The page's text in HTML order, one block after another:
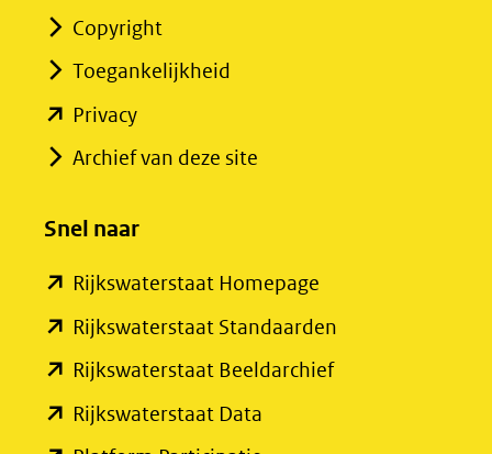
Copyright
Toegankelijkheid
Privacy(opent
in
venster)
naar
een
andere
Archief van deze site
Snel naar
Rijkswaterstaat Homepage
in
Rijkswaterstaat Standaarden
Rijkswaterstaat Beeldarchief(opent
Rijkswaterstaat Data